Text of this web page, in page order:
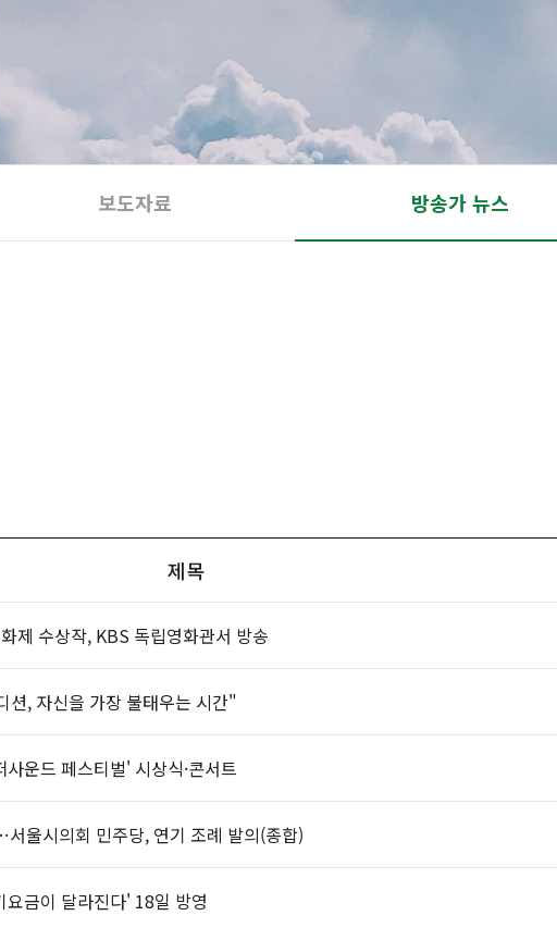
보도자료 방송가 뉴스
제목
제 수상작, KBS 독립영화관서 방송
션, 자신을 가장 불태우는 시간"
운드 페스티벌' 시상식·콘서트
울시의회 민주당, 연기 조례 발의(종합)
금이 달라진다' 18일 방영